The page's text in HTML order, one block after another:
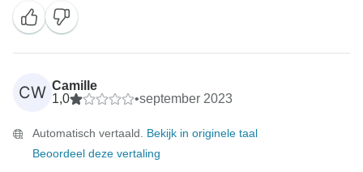
CW Camille
1,0
•september 2023
Automatisch vertaald. Bekijk in originele taal
Beoordeel deze vertaling